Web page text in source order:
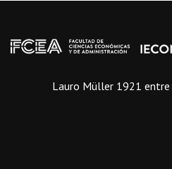
Lauro Müller 1921 entre